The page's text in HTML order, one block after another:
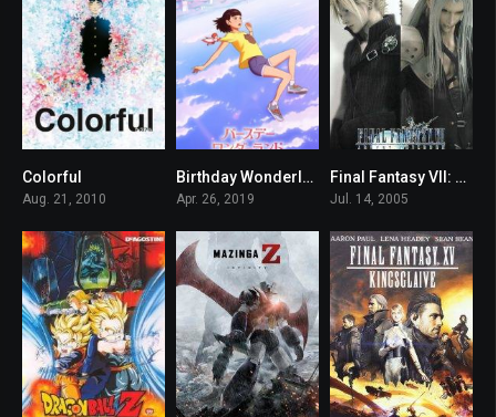
Colorful
Aug. 21, 2010
6.0Birthday Wonderland
Apr. 26, 2019
7.3
Final Fantasy VII: Advent Children
Jul. 14, 2005